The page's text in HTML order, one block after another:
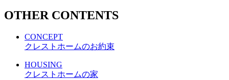
OTHER CONTENTS
CONCEPT
クレストホームのお約束
HOUSING
クレストホームの家